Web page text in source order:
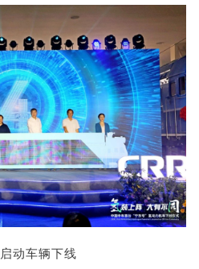
动车辆下线